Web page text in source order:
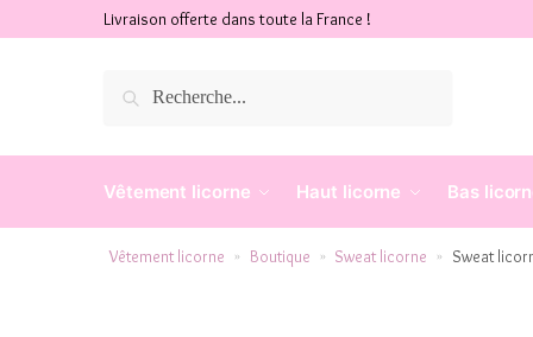
Livraison offerte dans toute la France !
Recherche
Vêtement licorne Haut licorne Bas
Vêtement licorne » Boutique » Sweat licorne » Sweat